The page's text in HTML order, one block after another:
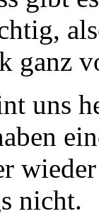
ganz
uns
nicht.